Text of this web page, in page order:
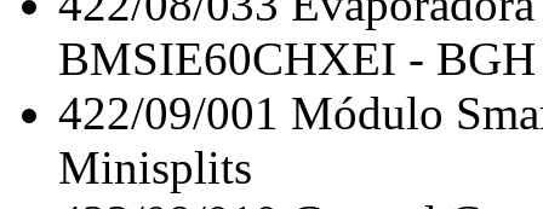
BMSIE60CHXEI -
422/09/001 Módulo
Minisplits